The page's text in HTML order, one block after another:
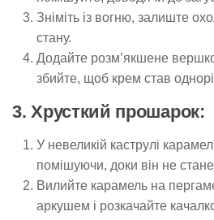
Зніміть із вогню, залиште
стану.
Додайте розм’якшене
збийте, щоб крем став
3. Хрусткий прошарок:
У невеликій каструлі
помішуючи, доки він не
Вилийте карамель на
аркушем і розкачайте